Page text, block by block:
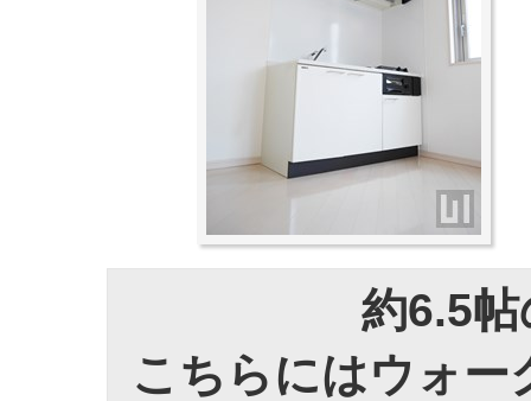
約6.5
こちらにはウォ